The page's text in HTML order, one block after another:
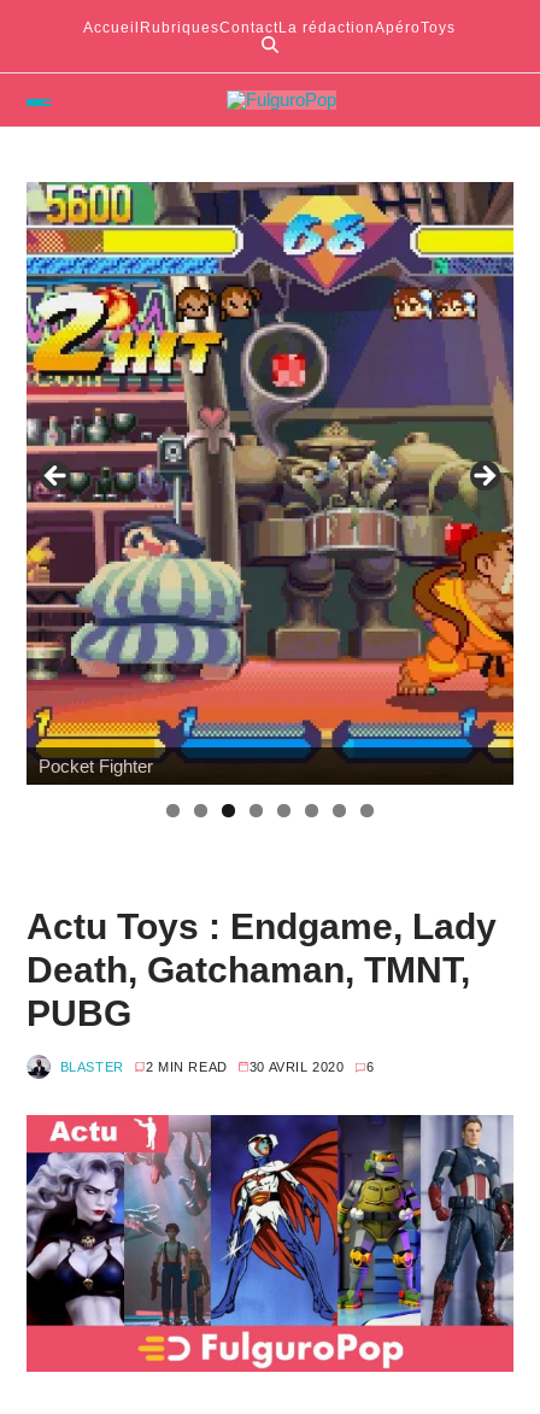
Accueil RubriquesContactLa rédactionApéroToys
Hommage à Sam Neill
Actu Toys : Endgame, Lady
Death, Gatchaman, TMNT,
PUBG
BLASTER 2 MIN READ 30 AVRIL 2020 6